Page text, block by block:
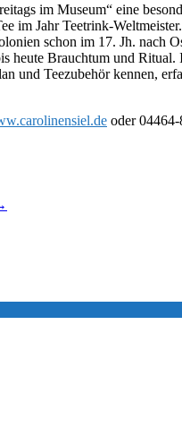
im Museum“ eine
im Jahr Teetrink-
schon im 17. Jh.
Brauchtum und
und Teezubehör kennen,
oder